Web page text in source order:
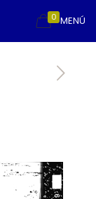
MENÚ
0